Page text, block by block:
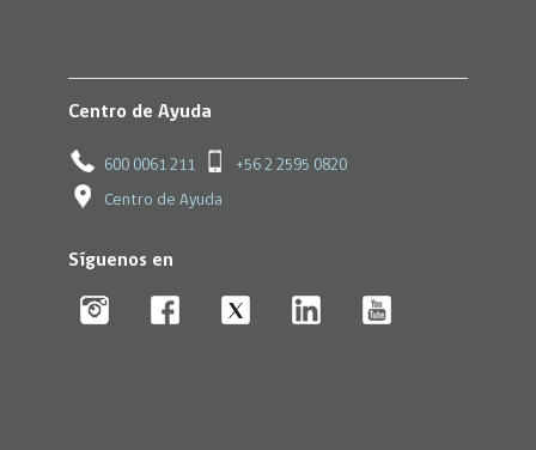
Centro de Ayuda
600 0061 211 +56 2 2595 0820
Centro de Ayuda
Síguenos en